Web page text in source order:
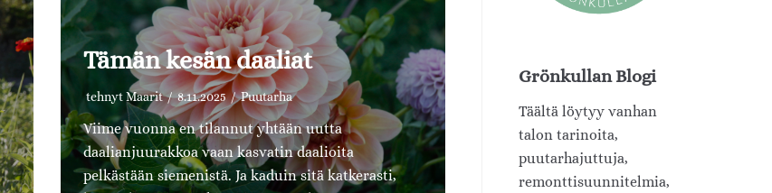
Tämän kesän daaliat
tehnyt Maarit 8.11.2025 Puutarha
Viime vuonna en tilannut yhtään uutta
daalianjuurakkoa vaan kasvatin daalioita
pelkästään siemenistä. Ja kaduin sitä katkerasti,
Grönkullan Blogi
Täältä löytyy vanhan
talon tarinoita,
puutarhajuttuja,
remonttisuunnitelmia,